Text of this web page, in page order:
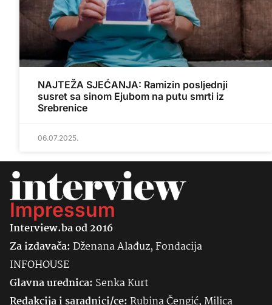
NAJTEŽA SJEĆANJA: Ramizin posljednji
susret sa sinom Ejubom na putu smrti iz
Srebrenice
06.07.2025.
Impressum
Interview.ba od 2016
Za izdavača:Dženana Alađuz, Fondacija
INFOHOUSE
Glavna urednica: SenkaKurt
Redakcija i saradnici/ce:Rubina Čengić, Milica